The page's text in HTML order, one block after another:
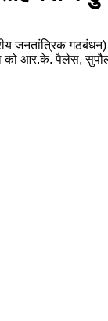
जनतांत्रिक
को आर.के. पैलेस,